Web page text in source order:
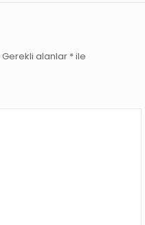
Gerekli alanlar *ile